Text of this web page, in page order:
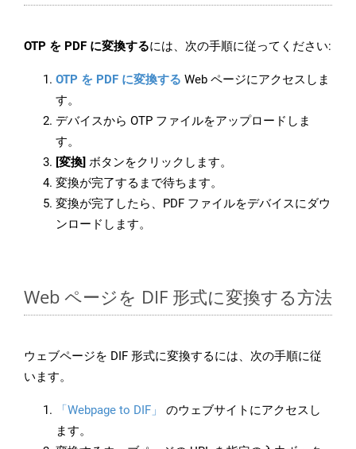
OTP を PDF に変換するには、次の手順に従ってください:
OTP を PDF に変換する Web ページにアクセスしま
す。
デバイスから OTP ファイルをアップロードしま
す。
[変換] ボタンをクリックします。
変換が完了するまで待ちます。
変換が完了したら、PDF ファイルをデバイスにダウ
ンロードします。
Web ページを DIF 形式に変換する方法
ウェブページを DIF 形式に変換するには、次の手順に従
います。
「Webpage to DIF」
のウェブサイトにアクセスし
ます。